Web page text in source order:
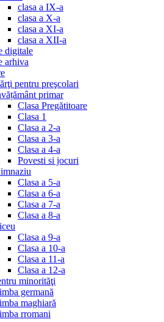
clasa a IX-a
clasa a X-a
clasa a XI-a
clasa a XII-a
digitale
arhiva
pentru preşcolari
primar
Clasa Pregătitoare
Clasa 1
Clasa a 2-a
Clasa a 3-a
Clasa a 4-a
Povesti si jocuri
Clasa a 5-a
Clasa a 6-a
Clasa a 7-a
Clasa a 8-a
Clasa a 9-a
Clasa a 10-a
Clasa a 11-a
Clasa a 12-a
minorităţi
germană
maghiară
rromani